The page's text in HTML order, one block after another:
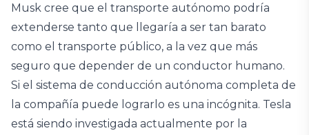
Musk cree que el transporte autónomo podría
extenderse tanto que llegaría a ser tan barato
como el transporte público, a la vez que más
seguro que depender de un conductor humano.
Si el sistema de conducción autónoma completa de
la compañía puede lograrlo es una incógnita. Tesla
está siendo investigada actualmente por la